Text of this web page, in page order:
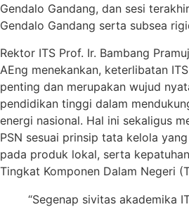
Gendalo Gandang, dan sesi
Gendalo Gandang serta subsea
Rektor ITS Prof. Ir. Bambang
AEng menekankan, keterlibatan
penting dan merupakan wujud
pendidikan tinggi dalam
energi nasional. Hal ini sekaligus
PSN sesuai prinsip tata kelola
pada produk lokal, serta
Tingkat Komponen Dalam Negeri
“Segenap sivitas akademika